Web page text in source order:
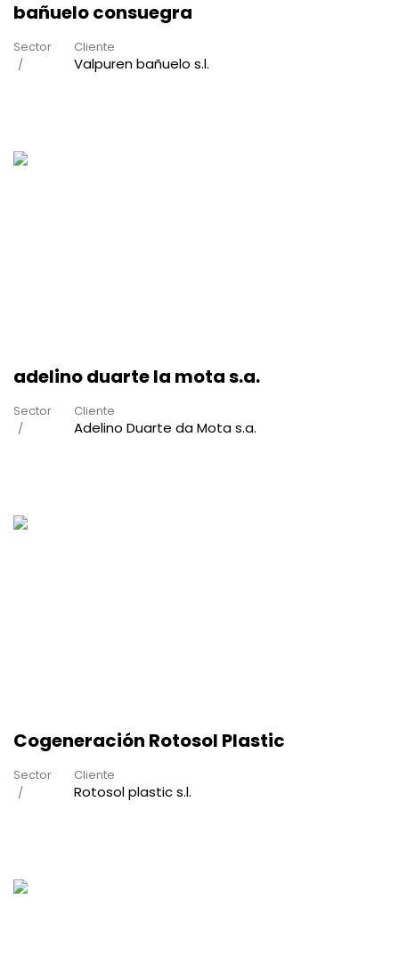
bañuelo consuegra
Sector Cliente
Valpuren bañuelo s.l.
adelino duarte la mota s.a.
Sector Cliente
Adelino Duarte da Mota s.a.
Cogeneración Rotosol Plastic
Sector Cliente
Rotosol plastic s.l.